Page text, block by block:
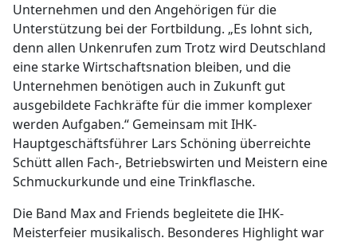
Unternehmen und den Angehörigen für die
Unterstützung bei der Fortbildung. „Es lohnt sich,
denn allen Unkenrufen zum Trotz wird Deutschland
eine starke Wirtschaftsnation bleiben, und die
Unternehmen benötigen auch in Zukunft gut
ausgebildete Fachkräfte für die immer komplexer
werden Aufgaben.“ Gemeinsam mit IHK-
Hauptgeschäftsführer Lars Schöning überreichte
Schütt allen Fach-, Betriebswirten und Meistern eine
Schmuckurkunde und eine Trinkflasche.
Die Band Max and Friends begleitete die IHK-
Meisterfeier musikalisch. Besonderes Highlight war